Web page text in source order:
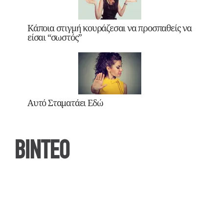
Κάποια στιγμή κουράζεσαι να προσπαθείς να
είσαι “σωστός”
Αυτό Σταματάει Εδώ
ΒΙΝΤΕΟ